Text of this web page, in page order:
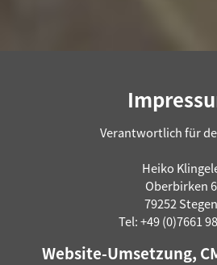
Verantwortlich für
Heiko
Oberbirken 6
79252 Stegen
Tel: +49 (0)7661
Website-Umsetzung,